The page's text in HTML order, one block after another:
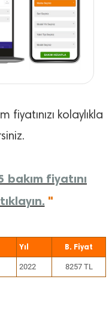
fiyatınızı kolaylıkla
fiyatını
"
Yıl
2022 8257 TL